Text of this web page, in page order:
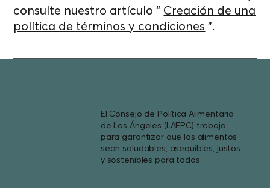
consulte nuestro artículo “ Creación de una
política de términos y condiciones ”.
El Consejo de Política Alimentaria
de Los Ángeles (LAFPC) trabaja
para garantizar que los alimentos
sean saludables, asequibles, justos
y sostenibles para todos.